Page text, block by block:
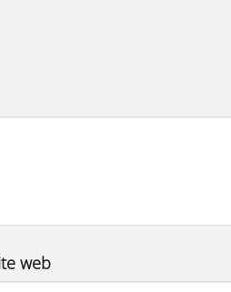
web